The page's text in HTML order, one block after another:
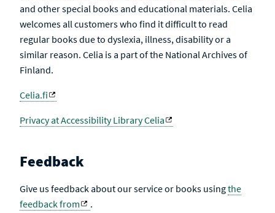
and other special books and educational materials. Celia
welcomes all customers who find it difficult to read
regular books due to dyslexia, illness, disability or a
similar reason. Celia is a part of the National Archives of
Finland.
Celia.fi
Privacy at Accessibility Library Celia
Feedback
Give us feedback about our service or books usingthe
feedback from
.